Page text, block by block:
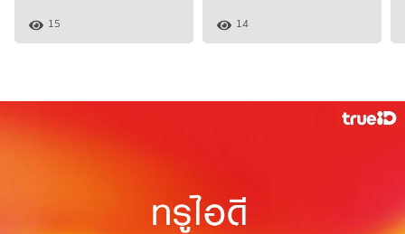
15 14